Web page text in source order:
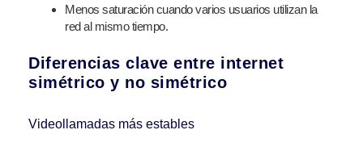
Menos saturación cuando varios usuarios utilizan la
red al mismo tiempo.
Diferencias clave entre internet
simétrico y no simétrico
Videollamadas más estables